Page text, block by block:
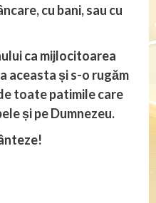
cu bani, sau cu
ca mijlocitoarea
aceasta și s-o rugăm
toate patimile care
și pe Dumnezeu.